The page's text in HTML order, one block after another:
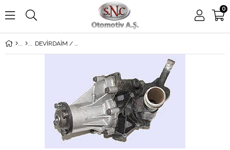
0
DEVİRDAİM / SU POMPASI 124 602-603